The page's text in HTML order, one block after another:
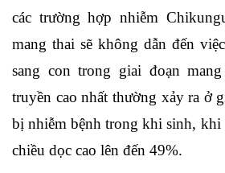
các trường hợp nhiễm
mang thai sẽ không dẫn đến
sang con trong giai đoạn
truyền cao nhất thường xảy ra ở
bị nhiễm bệnh trong khi sinh, khi
chiều dọc cao lên đến 49%.